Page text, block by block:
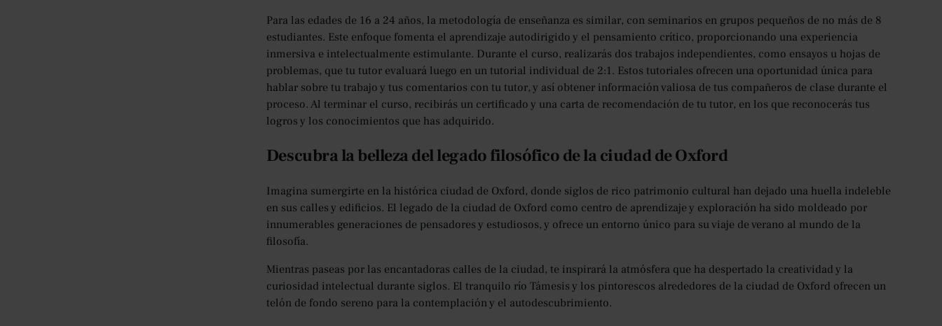
Para las edades de 16 a 24 años, la metodología de enseñanza es similar, con seminarios en grupos pequeños de no más de 8
estudiantes. Este enfoque fomenta el aprendizaje autodirigido y el pensamiento crítico, proporcionando una experiencia
inmersiva e intelectualmente estimulante. Durante el curso, realizarás dos trabajos independientes, como ensayos u hojas de
problemas, que tu tutor evaluará luego en un tutorial individual de 2:1. Estos tutoriales ofrecen una oportunidad única para
hablar sobre tu trabajo y tus comentarios con tu tutor, y así obtener información valiosa de tus compañeros de clase durante el
proceso. Al terminar el curso, recibirás un certificado y una carta de recomendación de tu tutor, en los que reconocerás tus
logros y los conocimientos que has adquirido.
Descubra la belleza del legado filosófico de la ciudad de Oxford
Imagina sumergirte en la histórica ciudad de Oxford, donde siglos de rico patrimonio cultural han dejado una huella indeleble
en sus calles y edificios. El legado de la ciudad de Oxford como centro de aprendizaje y exploración ha sido moldeado por
innumerables generaciones de pensadores y estudiosos, y ofrece un entorno único para su viaje de verano al mundo de la
filosofía.
Mientras paseas por las encantadoras calles de la ciudad, te inspirará la atmósfera que ha despertado la creatividad y la
curiosidad intelectual durante siglos. El tranquilo río Támesis y los pintorescos alrededores de la ciudad de Oxford ofrecen un
telón de fondo sereno para la contemplación y el autodescubrimiento.